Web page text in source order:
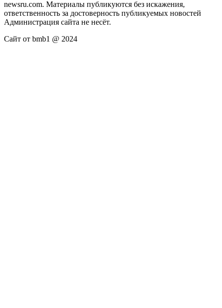
newsru.com. Материалы публикуются без искажения,
ответственность за достоверность публикуемых новостей
Администрация сайта не несёт.
Сайт от bmb1 @ 2024